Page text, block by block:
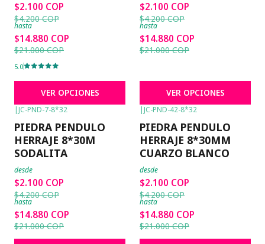
$2.100 COP
$4.200 COP
hasta
$14.880 COP
$21.000 COP
5.0
VER OPCIONES
$2.100 COP
$4.200 COP
hasta
$14.880 COP
$21.000 COP
VER OPCIONES
|JC-PND-7-8*32
PIEDRA PENDULO
HERRAJE 8*30M
SODALITA
desde
$2.100 COP
$4.200 COP
hasta
$14.880 COP
$21.000 COP
|JC-PND-42-8*32
PIEDRA PENDULO
HERRAJE 8*30MM
CUARZO BLANCO
desde
$2.100 COP
$4.200 COP
hasta
$14.880 COP
$21.000 COP